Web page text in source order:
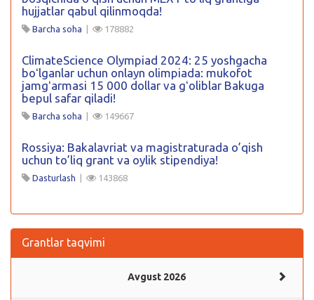
hujjatlar qabul qilinmoqda!
Barcha soha | 178882
ClimateScience Olympiad 2024: 25 yoshgacha
boʻlganlar uchun onlayn olimpiada: mukofot
jamgʻarmasi 15 000 dollar va gʻoliblar Bakuga
bepul safar qiladi!
Barcha soha | 149667
Rossiya: Bakalavriat va magistraturada o’qish
uchun to’liq grant va oylik stipendiya!
Dasturlash | 143868
Grantlar taqvimi
Avgust 2026